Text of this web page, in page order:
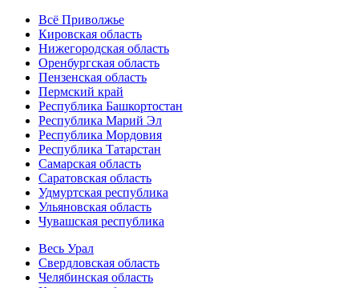
Всё Приволжье
Кировская область
Нижегородская область
Оренбургская область
Пензенская область
Пермский край
Республика Башкортостан
Республика Марий Эл
Республика Мордовия
Республика Татарстан
Самарская область
Саратовская область
Удмуртская республика
Ульяновская область
Чувашская республика
Весь Урал
Свердловская область
Челябинская область